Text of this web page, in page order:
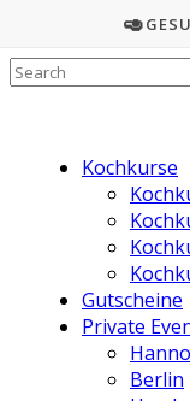
🥑
Kochkurse
Gutscheine
Private
Berlin